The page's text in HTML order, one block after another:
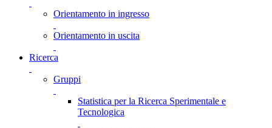
Orientamento in ingresso
Orientamento in uscita
Ricerca
Gruppi
Statistica per la Ricerca Sperimentale e
Tecnologica